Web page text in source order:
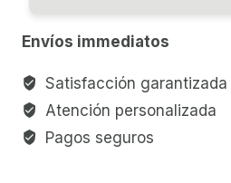
MINI
KP
Envíos immediatos
Satisfacción garantizada
Atención personalizada
Pagos seguros